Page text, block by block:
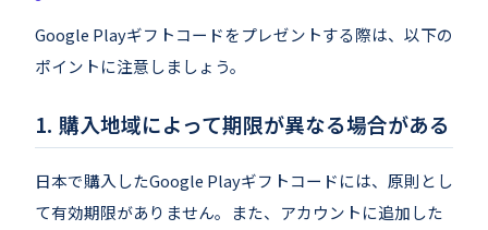
Google Playギフトコードをプレゼントする際は、以下の
ポイントに注意しましょう。
購入地域によって期限が異なる場合がある
日本で購入したGoogle Playギフトコードには、原則とし
て有効期限がありません。また、アカウントに追加した